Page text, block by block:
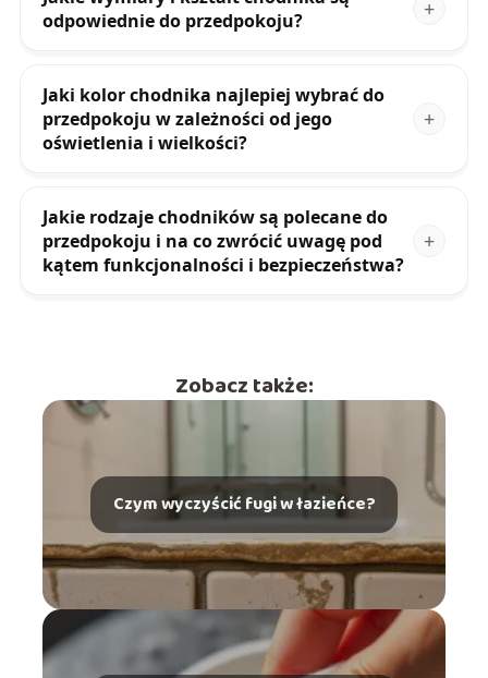
odpowiednie do przedpokoju?
Jaki kolor chodnika najlepiej wybrać do
przedpokoju w zależności od jego
oświetlenia i wielkości?
Jakie rodzaje chodników są polecane do
przedpokoju i na co zwrócić uwagę pod
kątem funkcjonalności i bezpieczeństwa?
Zobacz także:
Czym wyczyścić fugi w łazieńce?